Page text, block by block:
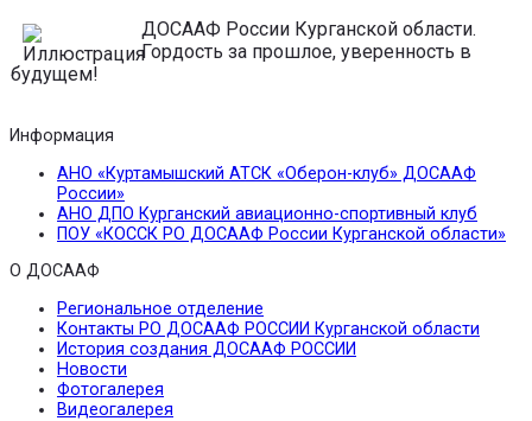
ДОСААФ России Курганской области.
Гордость за прошлое, уверенность в
будущем!
Информация
АНО «Куртамышский АТСК «Оберон-клуб» ДОСААФ
России»
АНО ДПО Курганский авиационно-спортивный клуб
ПОУ «КОССК РО ДОСААФ России Курганской области»
О ДОСААФ
Региональное отделение
Контакты РО ДОСААФ РОССИИ Курганской области
История создания ДОСААФ РОССИИ
Новости
Фотогалерея
Видеогалерея